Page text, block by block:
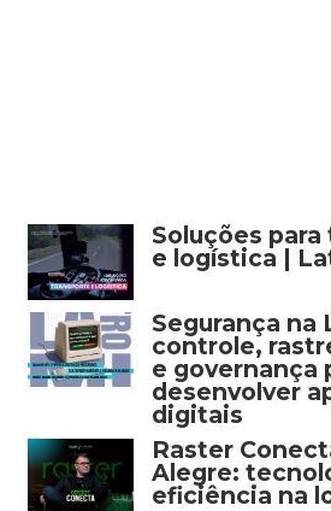
Soluções
e logística |
Segurança na
controle,
e governança
desenvolver
digitais
Raster
Alegre:
eficiência na